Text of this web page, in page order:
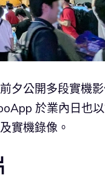
夕公開多段實機
於業內日也
實機錄像。